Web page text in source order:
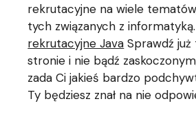
rekrutacyjne na wiele
tych związanych z informatyką.
rekrutacyjne Java Sprawdź
stronie i nie bądź
zada Ci jakieś bardzo
Ty będziesz znał na nie